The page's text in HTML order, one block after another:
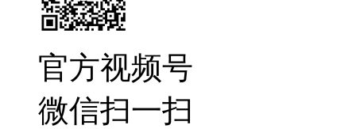
官方视频号
微信扫一扫